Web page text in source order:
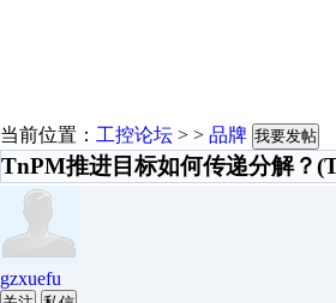
当前位置： 工控论坛 > > 品牌 我要发帖
TnPM推进目标如何传递分解？
gzxuefu